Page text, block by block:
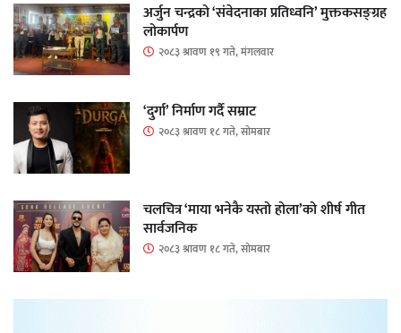
अर्जुन चन्द्रको ‘संवेदनाका प्रतिध्वनि’ मुक्तकसङ्ग्रह
लोकार्पण
२०८३ श्रावण १९ गते, मंगलवार
‘दुर्गा’ निर्माण गर्दै सम्राट
२०८३ श्रावण १८ गते, सोमबार
चलचित्र ‘माया भनेकै यस्तो होला’को शीर्ष गीत
सार्वजनिक
२०८३ श्रावण १८ गते, सोमबार